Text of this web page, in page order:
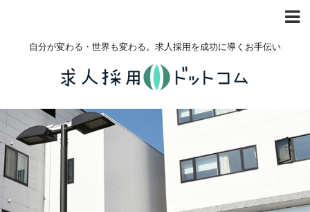
自分が変わる・世界も変わる。求人採用を成功に導くお手伝い